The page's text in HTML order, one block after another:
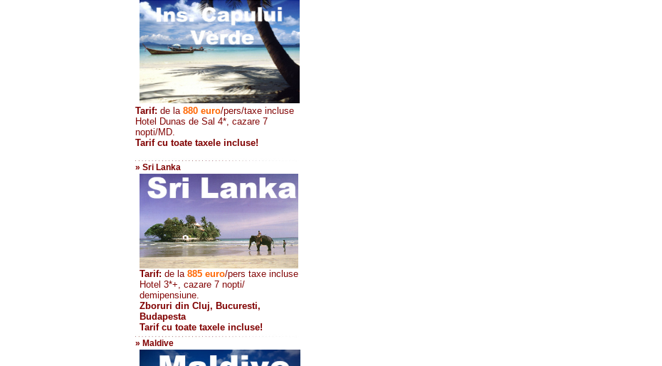
Tarif: de la 880 euro/pers/taxe incluse
Hotel Dunas de Sal 4*, cazare 7
nopti/MD.
Tarif cu toate taxele incluse!
» Sri Lanka
Tarif: de la 885 euro/pers taxe incluse
Hotel 3*+, cazare 7 nopti/
demipensiune.
Zboruri din Cluj, Bucuresti,
Budapesta
Tarif cu toate taxele incluse!
» Maldive